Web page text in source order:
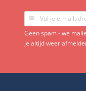
Geen spam - we
je altijd weer